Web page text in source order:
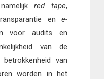
red tape,
ene-
voor audits en
van de
van
worden in het